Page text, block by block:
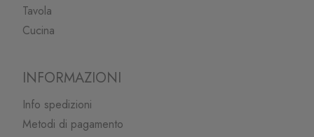
Tavola
Cucina
INFORMAZIONI
Info spedizioni
Metodi di pagamento